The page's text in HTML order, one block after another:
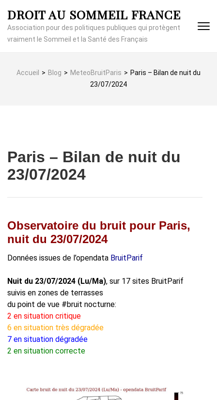
contenu
(Pressez
DROIT AU SOMMEIL FRANCE
Association pour des politiques publiques qui protègent
vraiment le Sommeil et la Santé des Français
Accueil > Blog > MeteoBruitParis > Paris – Bilan de nuit du
23/07/2024
Paris – Bilan de nuit du
23/07/2024
Observatoire du bruit pour Paris,
nuit du 23/07/2024
Données issues de l’opendata BruitParif
Nuit du 23/07/2024 (Lu/Ma), sur 17 sites BruitParif
suivis en zones de terrasses
du point de vue #bruit nocturne:
2 en situation critique
6 en situation très dégradée
7 en situation dégradée
2 en situation correcte